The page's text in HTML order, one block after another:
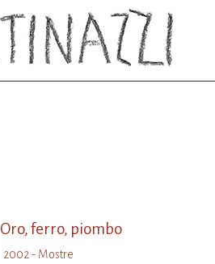
Oro, ferro, piombo
2002- Mostre